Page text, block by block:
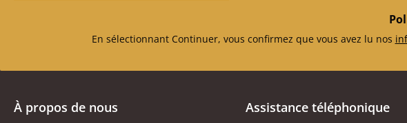
En sélectionnant Continuer, vous confirmez que vous avez lu nos
À propos de nous Assistance téléphonique